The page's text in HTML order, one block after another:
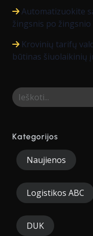
Automatizuokite
žingsnis po žingsnio
Krovinių tarifų
būtinas šiuolaikinių
Kategorijos
Naujienos
Logistikos ABC
DUK